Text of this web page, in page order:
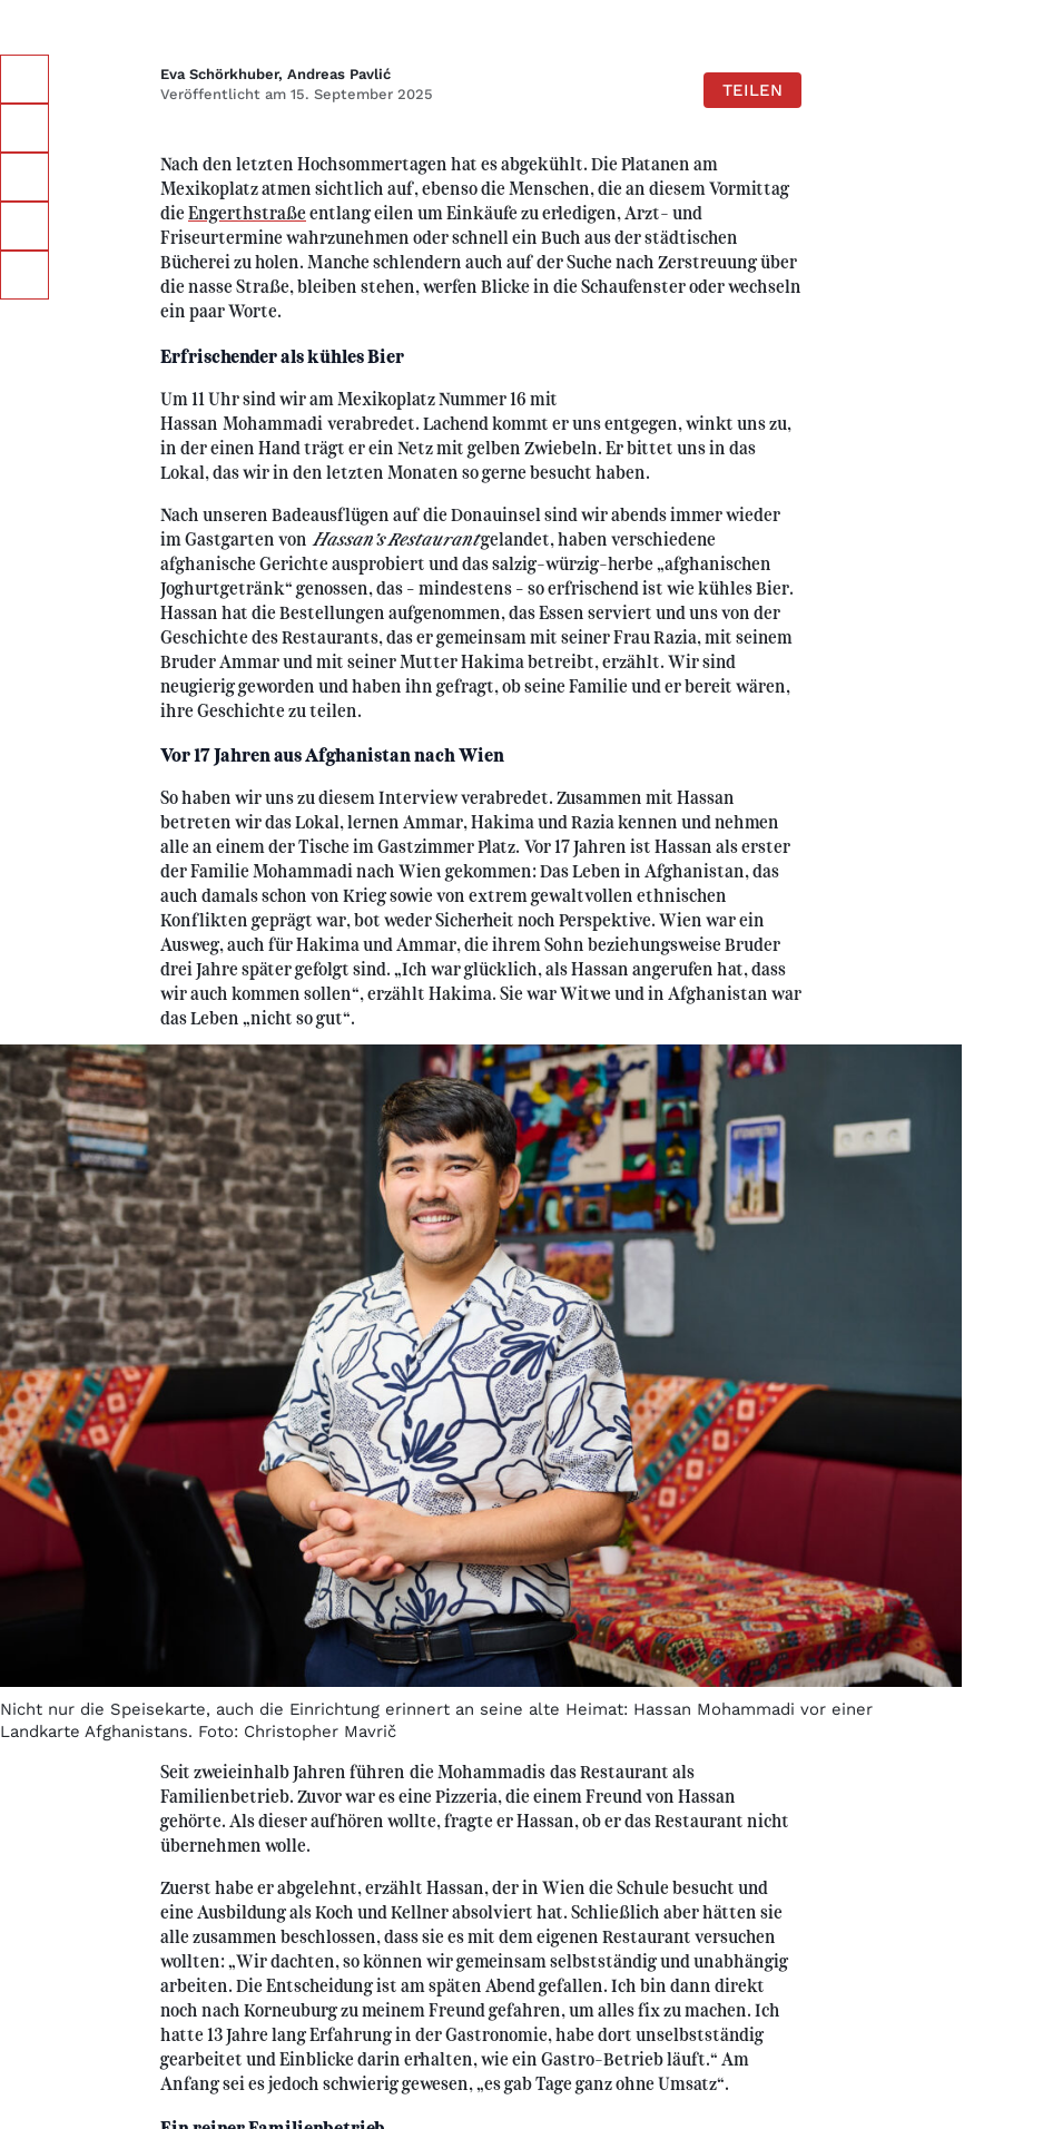
Eva Schörkhuber, Andreas Pavlić
Veröffentlicht am 15. September 2025
TEILEN
Nach den letzten Hochsommertagen hat es abgekühlt. Die Platanen am
Mexikoplatz atmen sichtlich auf, ebenso die Menschen, die an diesem Vormittag
dieEngerthstraßeentlang eilen um Einkäufe zu erledigen, Arzt- und
Friseurtermine wahrzunehmen oder schnell ein Buch aus der städtischen
Bücherei zu holen. Manche schlendern auch auf der Suche nach Zerstreuung über
die nasse Straße, bleiben stehen, werfen Blicke in die Schaufenster oder wechseln
ein paar Worte.
Erfrischender als kühles Bier
Um 11 Uhr sind wir am Mexikoplatz Nummer 16 mit
Hassan Mohammadi verabredet. Lachend kommt er uns entgegen, winkt uns zu,
in der einen Hand trägt er ein Netz mit gelben Zwiebeln. Er bittet uns in das
Lokal, das wir in den letzten Monaten so gerne besucht haben.
Nach unseren Badeausflügen auf die Donauinsel sind wir abends immer wieder
im Gastgarten von Hassan’s Restaurantgelandet, haben verschiedene
afghanische Gerichte ausprobiert und das salzig-würzig-herbe „afghanischen
Joghurtgetränk“ genossen, das – mindestens – so erfrischend ist wie kühles Bier.
Hassan hat die Bestellungen aufgenommen, das Essen serviert und uns von der
Geschichte des Restaurants, das er gemeinsam mit seiner Frau Razia, mit seinem
Bruder Ammar und mit seiner Mutter Hakima betreibt, erzählt. Wir sind
neugierig geworden und haben ihn gefragt, ob seine Familie und er bereit wären,
ihre Geschichte zu teilen.
Vor 17 Jahren aus Afghanistan nach Wien
So haben wir uns zu diesem Interview verabredet. Zusammen mit Hassan
betreten wir das Lokal, lernen Ammar, Hakima und Razia kennen und nehmen
alle an einem der Tische im Gastzimmer Platz. Vor 17 Jahren ist Hassan als erster
der Familie Mohammadi nach Wien gekommen: Das Leben in Afghanistan, das
auch damals schon von Krieg sowie von extrem gewaltvollen ethnischen
Konflikten geprägt war, bot weder Sicherheit noch Perspektive. Wien war ein
Ausweg, auch für Hakima und Ammar, die ihrem Sohn beziehungsweise Bruder
drei Jahre später gefolgt sind. „Ich war glücklich, als Hassan angerufen hat, dass
wir auch kommen sollen“, erzählt Hakima. Sie war Witwe und in Afghanistan war
das Leben „nicht so gut“.
Nicht nur die Speisekarte, auch die Einrichtung erinnert an seine alte Heimat: Hassan Mohammadi vor einer
Landkarte Afghanistans. Foto: Christopher Mavrič
Seit zweieinhalb Jahren führen die Mohammadis das Restaurant als
Familienbetrieb. Zuvor war es eine Pizzeria, die einem Freund von Hassan
gehörte. Als dieser aufhören wollte, fragte er Hassan, ob er das Restaurant nicht
übernehmen wolle.
Zuerst habe er abgelehnt, erzählt Hassan, der in Wien die Schule besucht und
eine Ausbildung als Koch und Kellner absolviert hat. Schließlich aber hätten sie
alle zusammen beschlossen, dass sie es mit dem eigenen Restaurant versuchen
wollten: „Wir dachten, so können wir gemeinsam selbstständig und unabhängig
arbeiten. Die Entscheidung ist am späten Abend gefallen. Ich bin dann direkt
noch nach Korneuburg zu meinem Freund gefahren, um alles fix zu machen. Ich
hatte 13 Jahre lang Erfahrung in der Gastronomie, habe dort unselbstständig
gearbeitet und Einblicke darin erhalten, wie ein Gastro-Betrieb läuft.“ Am
Anfang sei es jedoch schwierig gewesen, „es gab Tage ganz ohne Umsatz“.